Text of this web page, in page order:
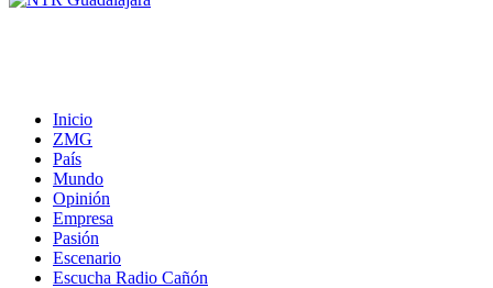
Inicio
ZMG
País
Mundo
Opinión
Empresa
Pasión
Escenario
Escucha Radio Cañón